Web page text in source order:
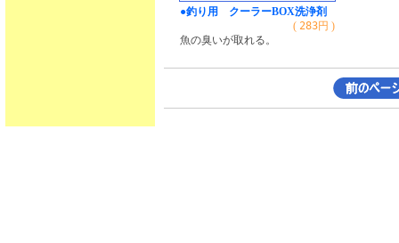
●釣り用 クーラーBOX洗浄剤
( 283円 )
魚の臭いが取れる。